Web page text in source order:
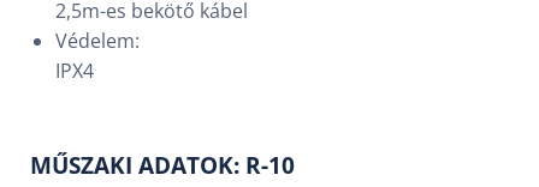
2,5m-es bekötő kábel
Védelem:
IPX4
MŰSZAKI ADATOK: R-10